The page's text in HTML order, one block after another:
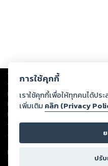
Copyright © 2026
ต่อผลงานหรือเนื้อหาใดที่อัปโหลดผ่าน
ทรัพย์สินทางปัญญาของบุคคลอื่นหรือ
ทุกท่านโปรดใช้วิจารณญาณในการกลั่
หนึ่งส่วนใดขัดต่อกฎหมายและศีลธรร
ดำเนินการในทันที ทั้งนี้ ทางสตอรี่ล็
ลิขสิทธิ์ พ.ศ. 2537 (ฉบับล่าสุด)
For support: member@ookbee.com
Version
การใช้คุกกี้
เราใช้คุกกี้เพื่อให้ทุกคนได้ป
เพิ่มเติม คลิก (Privacy
ปรั